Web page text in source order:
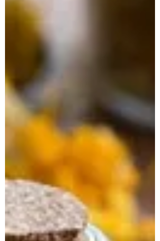
Mais que dit réellement la science ?
relèvent encore de croyances ? 1.
Massage et stress : un effet biologique
directement sur le système nerveux
autonome. Plusieurs études ont mo